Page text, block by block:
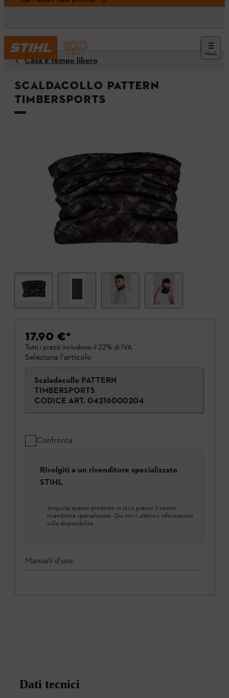
Menù
Casa e tempo libero
Scaldacollo PATTERN
TIMBERSPORTS
17,90 €*
Tutti i prezzi includono il 22% di IVA.
Seleziona l'articolo
Scaladacollo PATTERN
TIMBERSPORTS
CODICE ART. 04216000204
Confronta
Rivolgiti a un rivenditore specializzato
STIHL
Acquista questo prodotto in loco presso il nostro
rivenditore specializzato. Qui trovi ulteriori informazioni
sulla disponibilità.
Manuali d'uso
Dati tecnici